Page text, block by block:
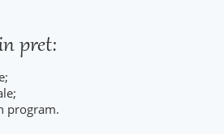
pret: